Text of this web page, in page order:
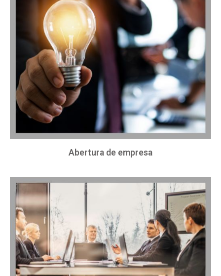
Abertura de empresa